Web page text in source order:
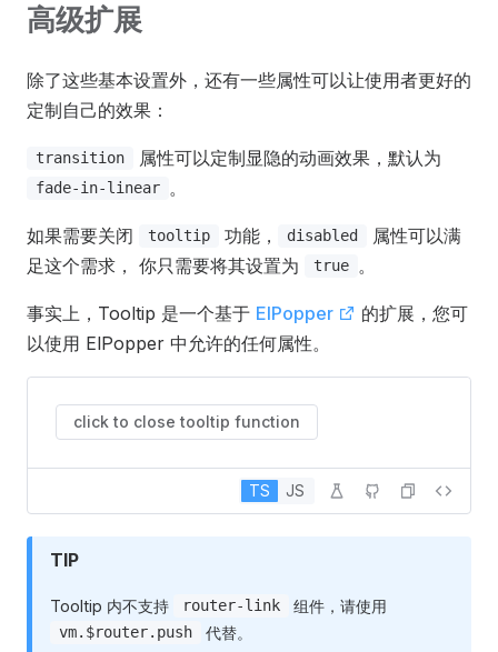
高级扩展
除了这些基本设置外，还有一些属性可以让使用者更好的
定制自己的效果：
transition 属性可以定制显隐的动画效果，默认为
fade-in-linear 。
如果需要关闭 tooltip 功能， disabled
属性可以满
足这个需求， 你只需要将其设置为
true 。
事实上，Tooltip 是一个基于 ElPopper
的扩展，您可
以使用 ElPopper 中允许的任何属性。
click to close tooltip function
TS JS
TIP
Tooltip 内不支持 router-link 组件，请使用
vm.$router.push 代替。